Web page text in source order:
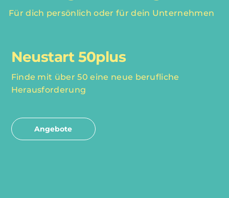
Für dich persönlich oder für dein Unternehmen
Neustart 50plus
Finde mit über 50 eine neue berufliche
Herausforderung
Angebote